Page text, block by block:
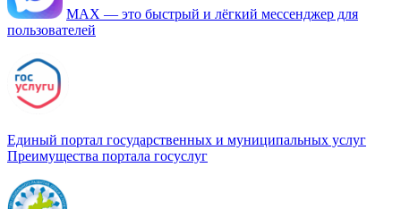
МАХ — это быстрый и лёгкий мессенджер для
пользователей
Единый портал государственных и муниципальных услуг
Преимущества портала госуслуг